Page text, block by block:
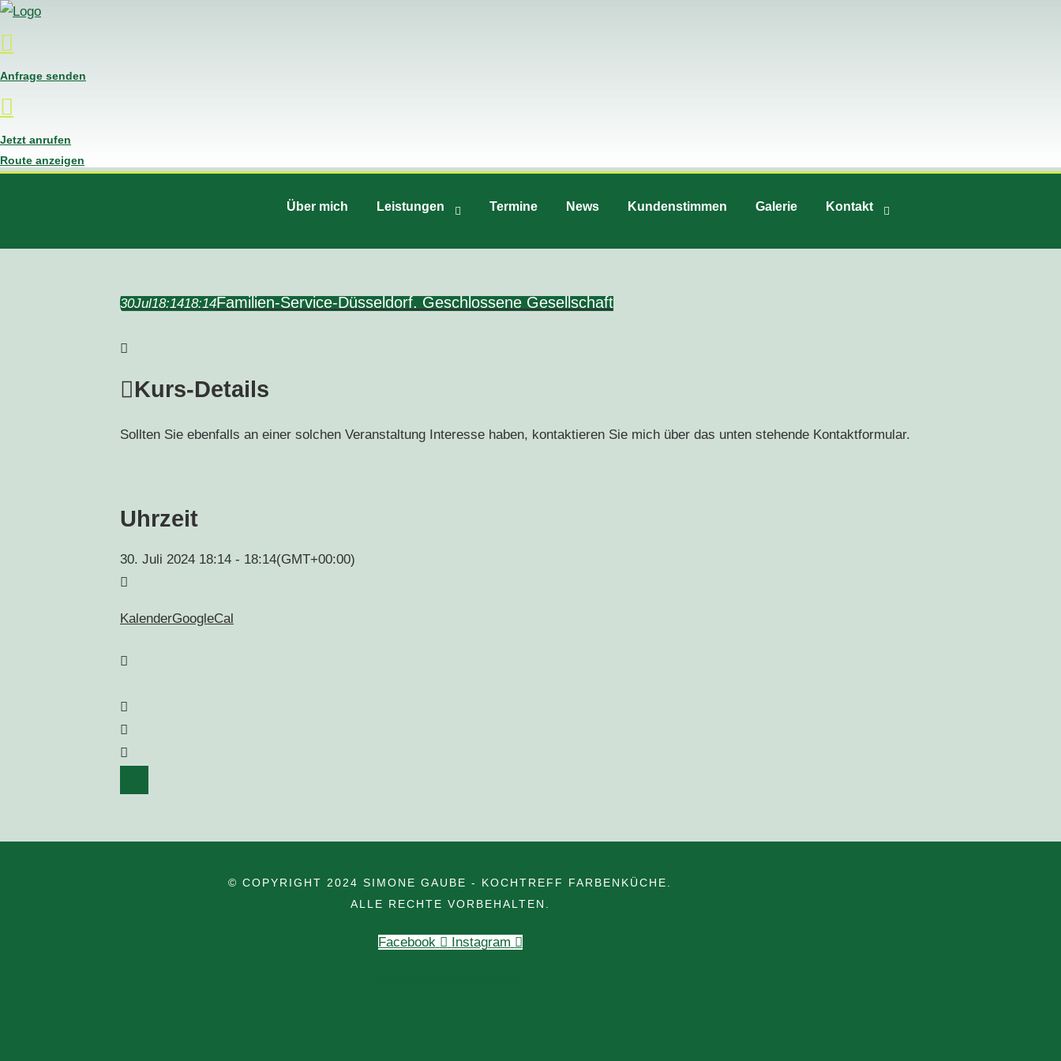
Anfrage senden
Jetzt anrufen
Route anzeigen
Über mich Leistungen Termine News Kundenstimmen Galerie Kontakt
30Jul18:1418:14Familien-Service-Düsseldorf. Geschlossene Gesellschaft
Kurs-Details
Sollten Sie ebenfalls an einer solchen Veranstaltung Interesse haben, kontaktieren Sie mich über das unten stehende Kontaktformular.
Uhrzeit
30. Juli 2024 18:14 - 18:14(GMT+00:00)
KalenderGoogleCal
© COPYRIGHT 2024 SIMONE GAUBE - KOCHTREFF FARBENKÜCHE.
ALLE RECHTE VORBEHALTEN.
Facebook Instagram